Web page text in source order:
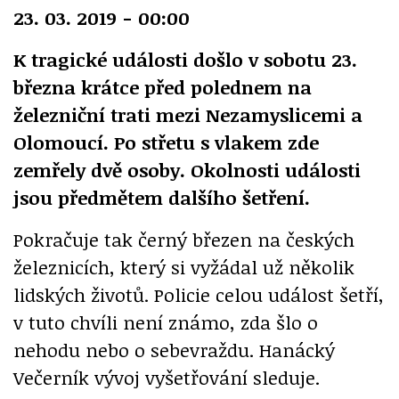
23. 03. 2019 - 00:00
K tragické události došlo v sobotu 23.
března krátce před polednem na
železniční trati mezi Nezamyslicemi a
Olomoucí. Po střetu s vlakem zde
zemřely dvě osoby. Okolnosti události
jsou předmětem dalšího šetření.
Pokračuje tak černý březen na českých
železnicích, který si vyžádal už několik
lidských životů. Policie celou událost šetří,
v tuto chvíli není známo, zda šlo o
nehodu nebo o sebevraždu. Hanácký
Večerník vývoj vyšetřování sleduje.